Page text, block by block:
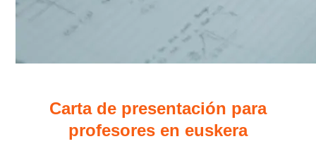
Carta de presentación para
profesores en euskera